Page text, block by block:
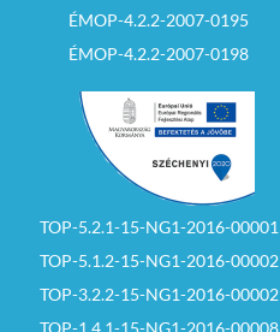
ÉMOP-4.2.2-2007-0195
ÉMOP-4.2.2-2007-0198
TOP-5.2.1-15-NG1-2016-00001
TOP-5.1.2-15-NG1-2016-00002
TOP-3.2.2-15-NG1-2016-00002